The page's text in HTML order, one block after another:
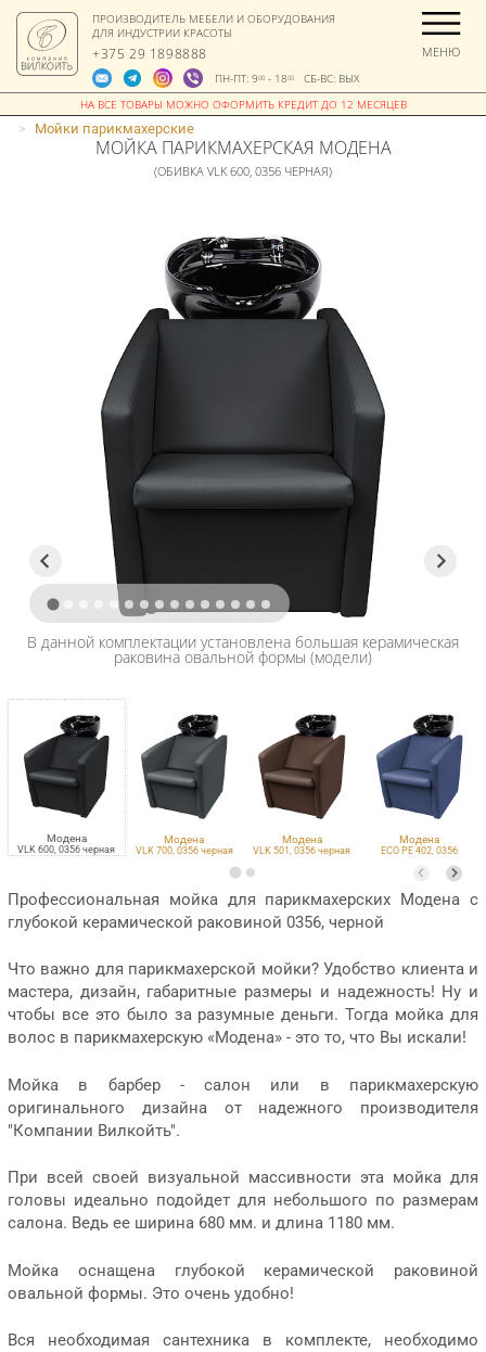
ПРОИЗВОДИТЕЛЬ МЕБЕЛИ И ОБОРУДОВАНИЯ
ДЛЯ ИНДУСТРИИ КРАСОТЫ
+375 29 1898888
ПН-ПТ: 900- 1800СБ-ВС: ВЫХ
МЕНЮ
> Мойки парикмахерские
МОЙКА ПАРИКМАХЕРСКАЯ МОДЕНА
(ОБИВКА VLK 600, 0356 ЧЕРНАЯ)
Модена
VLK 600, 0356 черная
Модена
VLK 700, 0356 черная
Модена
VLK 501, 0356 черная
Модена
ECO PE 402, 0356
В данной комплектации установлена большая керамическая
раковина овальной формы (модели)
Профессиональная мойка для парикмахерских Модена с
глубокой керамической раковиной 0356, черной
Что важно для парикмахерской мойки? Удобство клиента и
мастера, дизайн, габаритные размеры и надежность! Ну и
чтобы все это было за разумные деньги. Тогда мойка для
волос в парикмахерскую «Модена» - это то, что Вы искали!
Мойка в барбер - салон или в парикмахерскую
оригинального дизайна от надежного производителя
"Компании Вилкойть".
При всей своей визуальной массивности эта мойка для
головы идеально подойдет для небольшого по размерам
салона. Ведь ее ширина 680 мм. и длина 1180 мм.
Мойка оснащена глубокой керамической раковиной
овальной формы. Это очень удобно!
Вся необходимая сантехника в комплекте, необходимо